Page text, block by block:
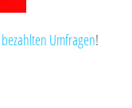
bezahlten Umfragen!